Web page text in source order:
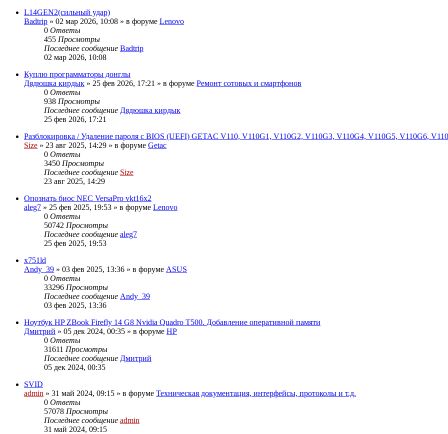
L14GEN2(сильный удар)
Badtrip » 02 мар 2026, 10:08 » в форуме Lenovo
0 Ответы
455 Просмотры
Последнее сообщение Badtrip
02 мар 2026, 10:08
Куплю программаторы донглы
Дядюшка кирдык » 25 фев 2026, 17:21 » в форуме Ремонт сотовых и смартфонов
0 Ответы
938 Просмотры
Последнее сообщение Дядюшка кирдык
25 фев 2026, 17:21
Разблокировка / Удаление пароля с BIOS (UEFI) GETAC V110, V110G1, V110G2, V110G3, V110G4, V110G5, V110G6,
Size » 23 авг 2025, 14:29 » в форуме Getac
0 Ответы
3450 Просмотры
Последнее сообщение Size
23 авг 2025, 14:29
Опознать биос NEC VersaPro vkt16x2
aleg7 » 25 фев 2025, 19:53 » в форуме Lenovo
0 Ответы
50742 Просмотры
Последнее сообщение aleg7
25 фев 2025, 19:53
x751ld
Andy_39 » 03 фев 2025, 13:36 » в форуме ASUS
0 Ответы
33296 Просмотры
Последнее сообщение Andy_39
03 фев 2025, 13:36
Ноутбук HP ZBook Firefly 14 G8 Nvidia Quadro T500. Добавление оперативной памяти
Дмитрий » 05 дек 2024, 00:35 » в форуме HP
0 Ответы
31611 Просмотры
Последнее сообщение Дмитрий
05 дек 2024, 00:35
SVID
admin » 31 май 2024, 09:15 » в форуме Техническая документация, интерфейсы, протоколы и т.д.
0 Ответы
57078 Просмотры
Последнее сообщение admin
31 май 2024, 09:15